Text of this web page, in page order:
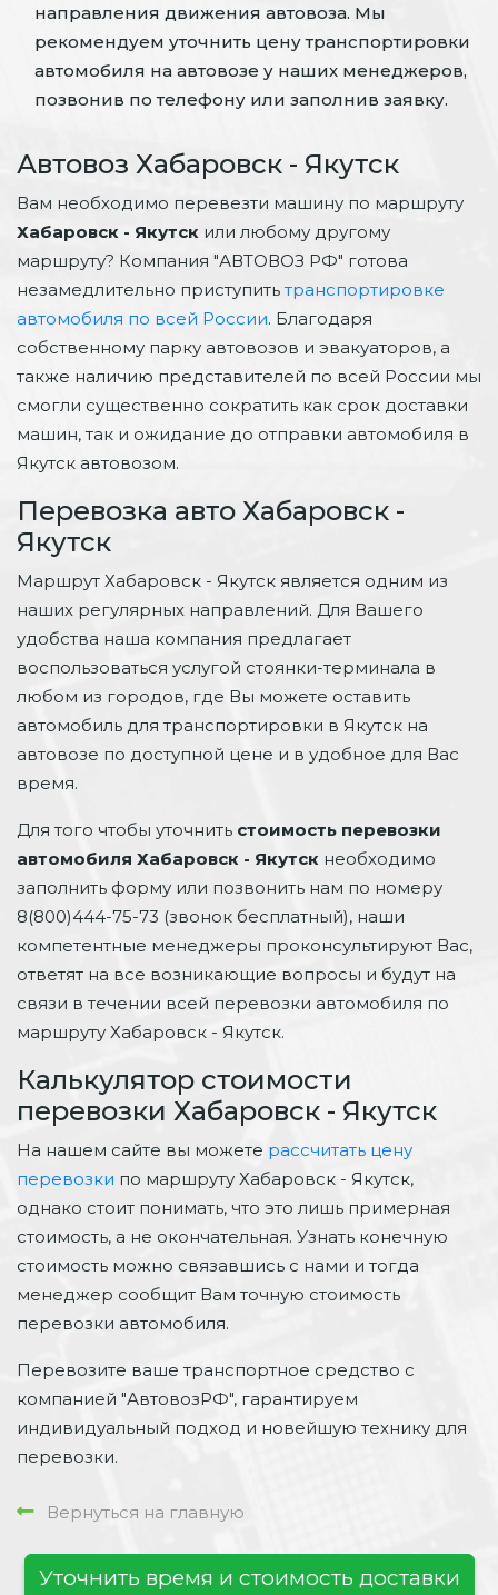
направления движения автовоза. Мы
рекомендуем уточнить цену транспортировки
автомобиля на автовозе у наших менеджеров,
позвонив по телефону или заполнив заявку.
Автовоз Хабаровск - Якутск
Вам необходимо перевезти машину по маршруту
Хабаровск - Якутск или любому другому
маршруту? Компания "АВТОВОЗ РФ" готова
незамедлительно приступитьтранспортировке
автомобиля по всей России. Благодаря
собственному парку автовозов и эвакуаторов, а
также наличию представителей по всей России мы
смогли существенно сократить как срок доставки
машин, так и ожидание до отправки автомобиля в
Якутск автовозом.
Перевозка авто Хабаровск -
Якутск
Маршрут Хабаровск - Якутск является одним из
наших регулярных направлений. Для Вашего
удобства наша компания предлагает
воспользоваться услугой стоянки-терминала в
любом из городов, где Вы можете оставить
автомобиль для транспортировки в Якутск на
автовозе по доступной цене и в удобное для Вас
время.
Для того чтобы уточнить стоимость перевозки
автомобиля Хабаровск - Якутск необходимо
заполнить форму или позвонить нам по номеру
8(800)444-75-73 (звонок бесплатный), наши
компетентные менеджеры проконсультируют Вас,
ответят на все возникающие вопросы и будут на
связи в течении всей перевозки автомобиля по
маршруту Хабаровск - Якутск.
Калькулятор стоимости
перевозки Хабаровск - Якутск
На нашем сайте вы можете рассчитать цену
перевозки по маршруту Хабаровск - Якутск,
однако стоит понимать, что это лишь примерная
стоимость, а не окончательная. Узнать конечную
стоимость можно связавшись с нами и тогда
менеджер сообщит Вам точную стоимость
перевозки автомобиля.
Перевозите ваше транспортное средство с
компанией "АвтовозРФ", гарантируем
индивидуальный подход и новейшую технику для
перевозки.
Вернуться на главную
Уточнить время и стоимость доставки